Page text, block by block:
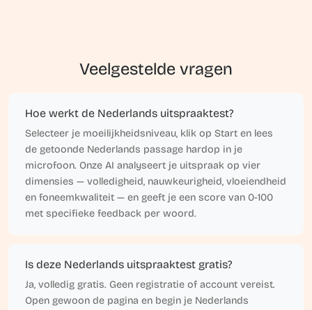
Veelgestelde vragen
Hoe werkt de Nederlands uitspraaktest?
Selecteer je moeilijkheidsniveau, klik op Start en lees
de getoonde Nederlands passage hardop in je
microfoon. Onze AI analyseert je uitspraak op vier
dimensies — volledigheid, nauwkeurigheid, vloeiendheid
en foneemkwaliteit — en geeft je een score van 0-100
met specifieke feedback per woord.
Is deze Nederlands uitspraaktest gratis?
Ja, volledig gratis. Geen registratie of account vereist.
Open gewoon de pagina en begin je Nederlands